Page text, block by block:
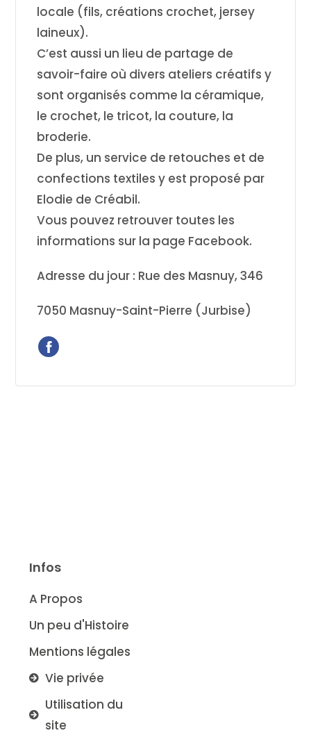
locale (fils, créations crochet, jersey
laineux).
C’est aussi un lieu de partage de
savoir-faire où divers ateliers créatifs y
sont organisés comme la céramique,
le crochet, le tricot, la couture, la
broderie.
De plus, un service de retouches et de
confections textiles y est proposé par
Elodie de Créabil.
Vous pouvez retrouver toutes les
informations sur la page Facebook.
Adresse du jour : Rue des Masnuy, 346
7050 Masnuy-Saint-Pierre (Jurbise)
Infos
A Propos
Un peu d'Histoire
Mentions légales
Vie privée
Utilisation du
site